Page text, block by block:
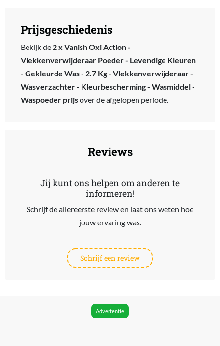
Prijsgeschiedenis
Bekijk de 2 x Vanish Oxi Action -
Vlekkenverwijderaar Poeder - Levendige Kleuren
- Gekleurde Was - 2.7 Kg - Vlekkenverwijderaar -
Wasverzachter - Kleurbescherming - Wasmiddel -
Waspoeder prijsover de afgelopen periode.
Reviews
Jij kunt ons helpen om anderen te
informeren!
Schrijf de allereerste review en laat ons weten hoe
jouw ervaring was.
Schrijf een review
Advertentie